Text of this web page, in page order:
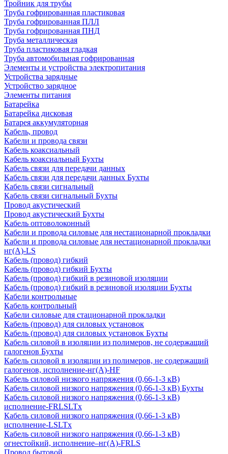
Тройник для трубы
Труба гофрированная пластиковая
Труба гофрированная ПЛЛ
Труба гофрированная ПНД
Труба металлическая
Труба пластиковая гладкая
Труба автомобильная гофрированная
Элементы и устройства электропитания
Устройства зарядные
Устройство зарядное
Элементы питания
Батарейка
Батарейка дисковая
Батарея аккумуляторная
Кабель, провод
Кабели и провода связи
Кабель коаксиальный
Кабель коаксиальный Бухты
Кабель связи для передачи данных
Кабель связи для передачи данных Бухты
Кабель связи сигнальный
Кабель связи сигнальный Бухты
Провод акустический
Провод акустический Бухты
Кабель оптоволоконный
Кабели и провода силовые для нестационарной прокладки
Кабели и провода силовые для нестационарной прокладки
нг(А)-LS
Кабель (провод) гибкий
Кабель (провод) гибкий Бухты
Кабель (провод) гибкий в резиновой изоляции
Кабель (провод) гибкий в резиновой изоляции Бухты
Кабели контрольные
Кабель контрольный
Кабели силовые для стационарной прокладки
Кабель (провод) для силовых установок
Кабель (провод) для силовых установок Бухты
Кабель силовой в изоляции из полимеров, не содержащий
галогенов Бухты
Кабель силовой в изоляции из полимеров, не содержащий
галогенов, исполнение-нг(А)-HF
Кабель силовой низкого напряжения (0,66-1-3 кВ)
Кабель силовой низкого напряжения (0,66-1-3 кВ) Бухты
Кабель силовой низкого напряжения (0,66-1-3 кВ)
исполнение-FRLSLTx
Кабель силовой низкого напряжения (0,66-1-3 кВ)
исполнение-LSLTx
Кабель силовой низкого напряжения (0,66-1-3 кВ)
огнестойкий, исполнение–нг(А)-FRLS
Провод бытовой